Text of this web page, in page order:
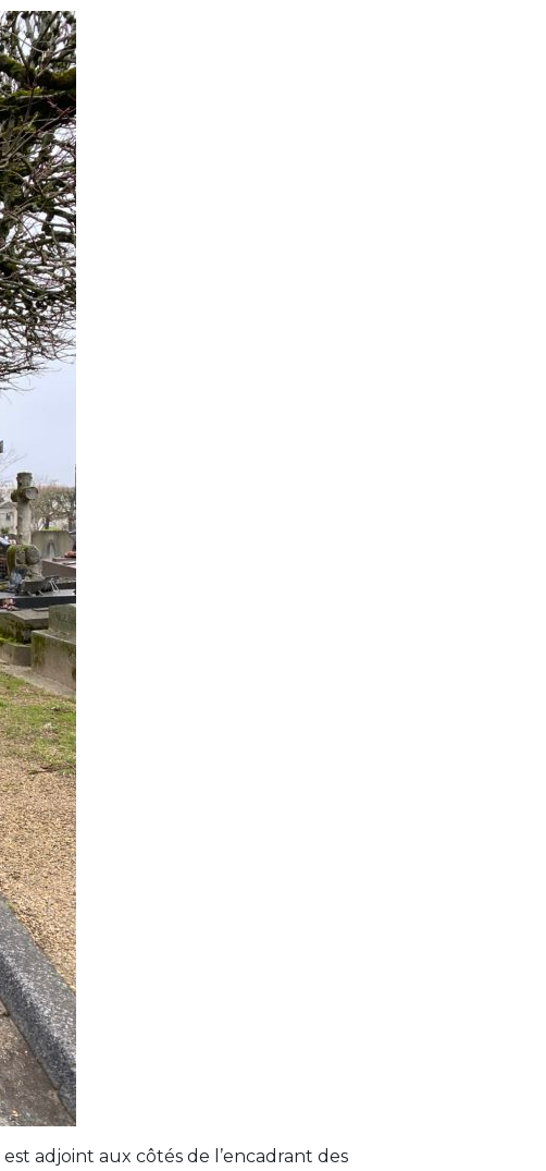
adjoint aux côtés de l’encadrant des